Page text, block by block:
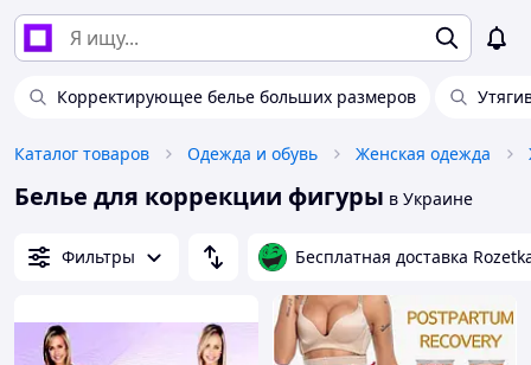
Корректирующее белье больших размеров
Каталог товаров Одежда и обувь Женская одежда
Белье для коррекции фигуры в Украине
Фильтры Бесплатная доставка